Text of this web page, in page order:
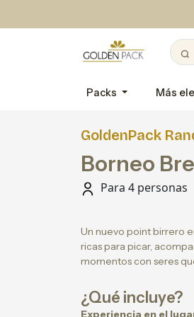
Packs Más
GoldenPack
Borneo
Para 4 personas
Un nuevo point birrero
ricas para picar,
momentos con seres
¿Qué incluye?
Experiencia en el